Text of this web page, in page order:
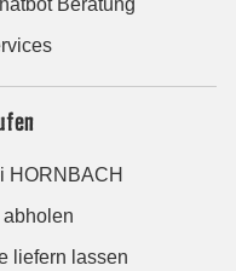
HORNBACH
liefern lassen